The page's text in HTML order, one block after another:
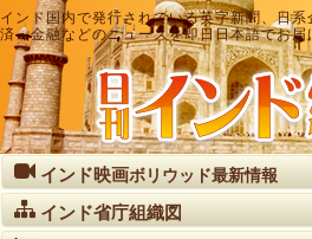
インド国内で発行されている英字新聞、日
済・金融などのニュースを即日日本語でお届
インド映画ボリウッド最新情報
インド省庁組織図